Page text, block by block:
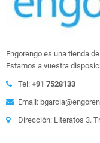
Engorengo es una tienda
Estamos a vuestra
Tel: +91 7528133
Email:
Dirección: Literatos 3.